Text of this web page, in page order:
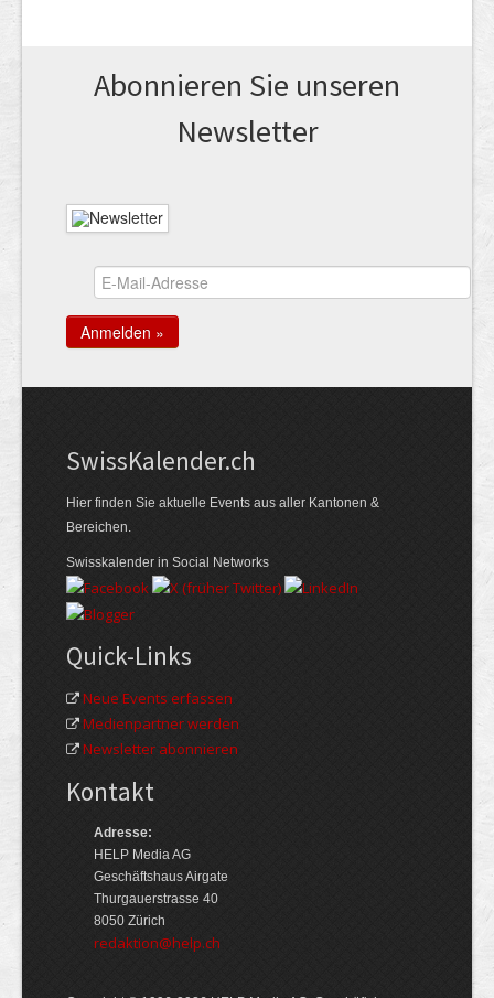
Abonnieren Sie unseren
News­letter
Swiss­Kalender.ch
Hier finden Sie aktuelle Events aus aller Kantonen &
Bereichen.
Swisskalender in Social Networks
Quick-Links
Neue Events erfassen
Medienpartner werden
Newsletter abonnieren
Kontakt
Adresse:
HELP Media AG
Geschäftshaus Airgate
Thurgauerstrasse 40
8050 Zürich
redaktion@help.ch